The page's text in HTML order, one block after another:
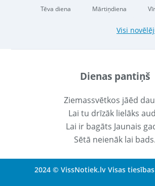
Tēva diena Mārtiņdiena
Visi
Dienas pantiņš
Ziemassvētkos jāēd
Lai tu drīzāk lielāks
Lai ir bagāts Jaunais
Sētā neienāk lai bads.
2024 © VissNotiek.lv Visas